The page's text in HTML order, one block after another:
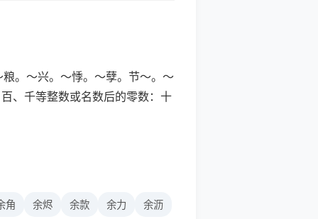
。～兴。～悸。～孽。节～。～
、千等整数或名数后的零数：十
角 余烬 余款 余力 余沥